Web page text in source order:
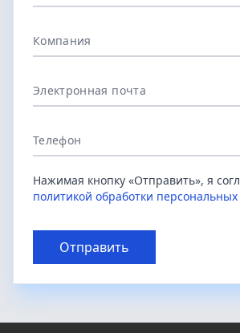
Компания
Электронная почта
Телефон
Нажимая кнопку «Отправить», я
политикой обработки
Отправить